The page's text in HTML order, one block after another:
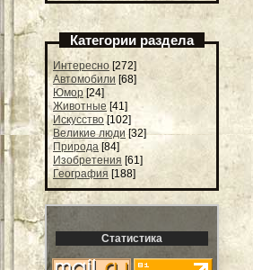
Категории раздела
Интересно [272]
Автомобили [68]
Юмор [24]
Животные [41]
Искусство [102]
Великие люди [32]
Природа [84]
Изобретения [61]
География [188]
Статистика